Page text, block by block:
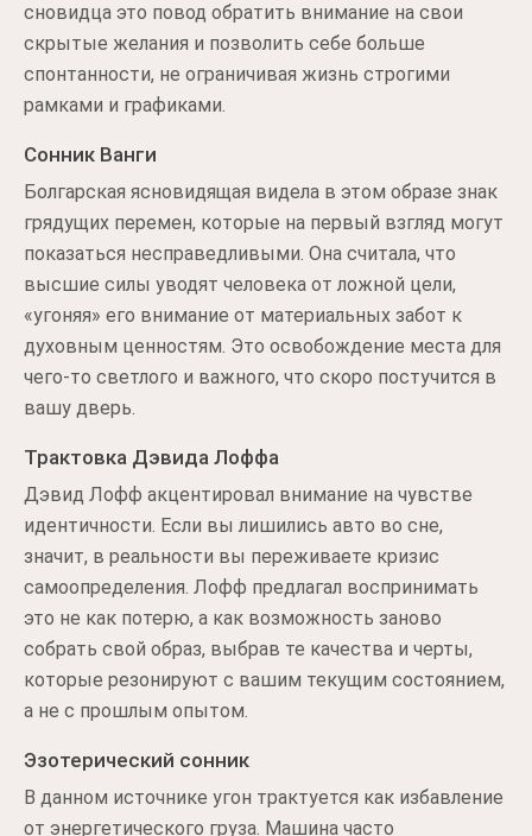
сновидца это повод обратить внимание на свои
скрытые желания и позволить себе больше
спонтанности, не ограничивая жизнь строгими
рамками и графиками.
Сонник Ванги
Болгарская ясновидящая видела в этом образе знак
грядущих перемен, которые на первый взгляд могут
показаться несправедливыми. Она считала, что
высшие силы уводят человека от ложной цели,
«угоняя» его внимание от материальных забот к
духовным ценностям. Это освобождение места для
чего-то светлого и важного, что скоро постучится в
вашу дверь.
Трактовка Дэвида Лоффа
Дэвид Лофф акцентировал внимание на чувстве
идентичности. Если вы лишились авто во сне,
значит, в реальности вы переживаете кризис
самоопределения. Лофф предлагал воспринимать
это не как потерю, а как возможность заново
собрать свой образ, выбрав те качества и черты,
которые резонируют с вашим текущим состоянием,
а не с прошлым опытом.
Эзотерический сонник
В данном источнике угон трактуется как избавление
от энергетического груза. Машина часто